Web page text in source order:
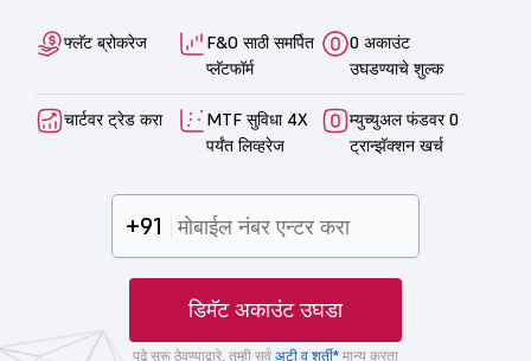
फ्लॅट ब्रोकरेज
F&O साठी समर्पित
प्लॅटफॉर्म
0 अकाउंट
उघडण्याचे शुल्क
चार्टवर ट्रेड करा
MTF सुविधा 4X
पर्यंत लिव्हरेज
म्युच्युअल फंडवर 0
ट्रान्झॅक्शन खर्च
+91
डिमॅट अकाउंट उघडा
पुढे सुरू ठेवण्याद्वारे, तुम्ही सर्व अटी व शर्ती* मान्य करता